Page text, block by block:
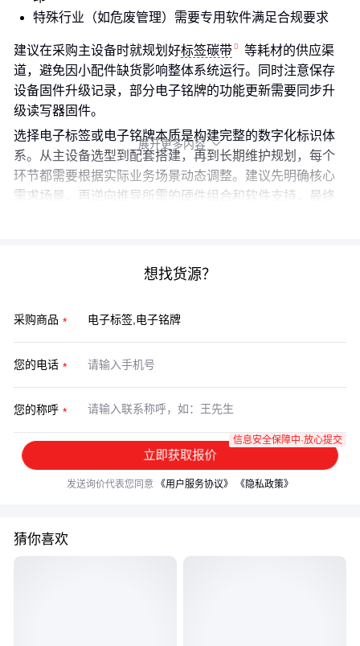
特殊行业（如危废管理）需要专用软件满足合规要求
建议在采购主设备时就规划好标签碳带
等耗材的供应渠
道，避免因小配件缺货影响整体系统运行。同时注意保存
设备固件升级记录，部分电子铭牌的功能更新需要同步升
级读写器固件。
选择电子标签或电子铭牌本质是构建完整的数字化标识体
系。从主设备选型到配套搭建，再到长期维护规划，每个
环节都需要根据实际业务场景动态调整。建议先明确核心
需求场景，再逆向推导所需的硬件组合和软件支持，最终
展开更多内容 
想找货源？
采购商品
您的电话
您的称呼
立即获取报价
信息安全保障中·放心提交
发送询价代表您同意 《用户服务协议》 《隐私政策》
猜你喜欢